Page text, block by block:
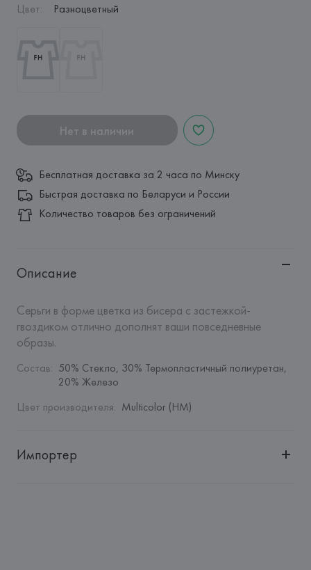
Цвет: Разноцветный
Нет в наличии
Бесплатная доставка за 2 часа по Минску
Быстрая доставка по Беларуси и России
Количество товаров без ограничений
Описание
Серьги в форме цветка из бисера с застежкой-
гвоздиком отлично дополнят ваши повседневные
образы.
Состав: 50% Стекло, 30% Термопластичный полиуретан,
20% Железо
Цвет производителя: Multicolor (HM)
Импортер